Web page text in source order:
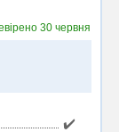
30 червня
✔️